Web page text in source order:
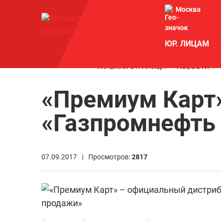
Москва
ЮР. ЛИЦАМ
ГЛАВНАЯ СТРАНИЦА НОВОСТИ
«Премиум
07.09.2017 | Просмотров:2817